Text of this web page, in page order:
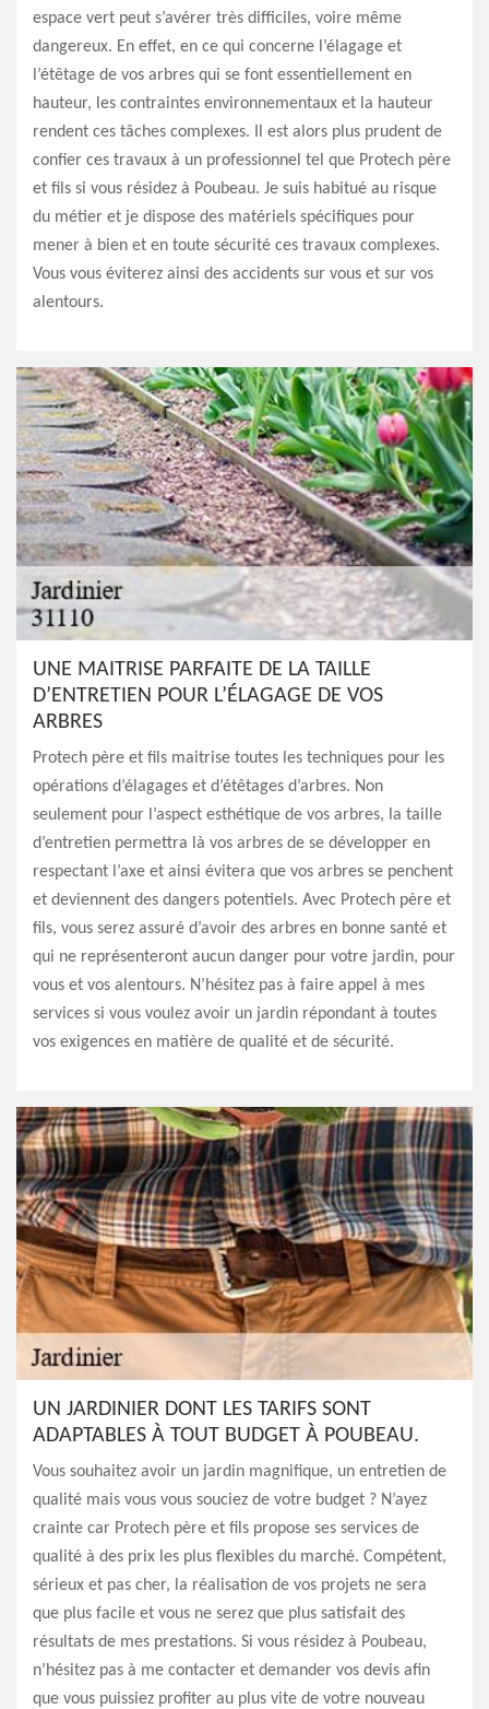
espace vert peut s’avérer très difficiles, voire même
dangereux. En effet, en ce qui concerne l’élagage et
l’étêtage de vos arbres qui se font essentiellement en
hauteur, les contraintes environnementaux et la hauteur
rendent ces tâches complexes. Il est alors plus prudent de
confier ces travaux à un professionnel tel que Protech père
et fils si vous résidez à Poubeau. Je suis habitué au risque
du métier et je dispose des matériels spécifiques pour
mener à bien et en toute sécurité ces travaux complexes.
Vous vous éviterez ainsi des accidents sur vous et sur vos
alentours.
UNE MAITRISE PARFAITE DE LA TAILLE
D’ENTRETIEN POUR L’ÉLAGAGE DE VOS
ARBRES
Protech père et fils maitrise toutes les techniques pour les
opérations d’élagages et d’étêtages d’arbres. Non
seulement pour l’aspect esthétique de vos arbres, la taille
d’entretien permettra là vos arbres de se développer en
respectant l’axe et ainsi évitera que vos arbres se penchent
et deviennent des dangers potentiels. Avec Protech père et
fils, vous serez assuré d’avoir des arbres en bonne santé et
qui ne représenteront aucun danger pour votre jardin, pour
vous et vos alentours. N’hésitez pas à faire appel à mes
services si vous voulez avoir un jardin répondant à toutes
vos exigences en matière de qualité et de sécurité.
UN JARDINIER DONT LES TARIFS SONT
ADAPTABLES À TOUT BUDGET À POUBEAU.
Vous souhaitez avoir un jardin magnifique, un entretien de
qualité mais vous vous souciez de votre budget ? N’ayez
crainte car Protech père et fils propose ses services de
qualité à des prix les plus flexibles du marché. Compétent,
sérieux et pas cher, la réalisation de vos projets ne sera
que plus facile et vous ne serez que plus satisfait des
résultats de mes prestations. Si vous résidez à Poubeau,
n’hésitez pas à me contacter et demander vos devis afin
que vous puissiez profiter au plus vite de votre nouveau